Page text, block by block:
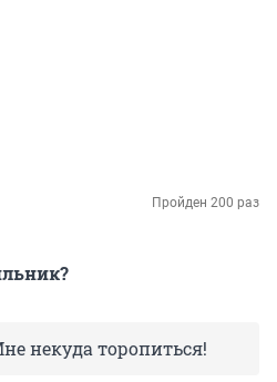
Пройден 200 раз
некуда торопиться!